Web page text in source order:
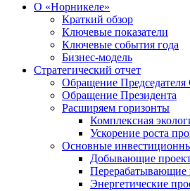
О «Норникеле»
Краткий обзор
Ключевые показатели
Ключевые события года
Бизнес-модель
Стратегический отчет
Обращение Председателя
Обращение Президента
Расширяем горизонты
Комплексная
Ускорение роста
Основные
Добывающие
Перерабатывающие
Энергетические